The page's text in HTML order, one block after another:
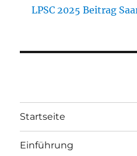
LPSC 2025 Beitrag
Startseite
Einführung